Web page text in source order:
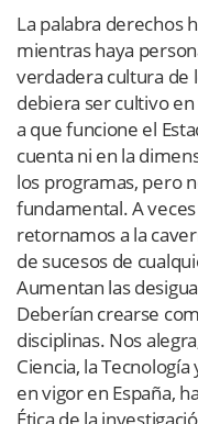
La palabra derechos
mientras haya
verdadera cultura de
debiera ser cultivo
a que funcione el
cuenta ni en la
los programas, pero
fundamental. A
retornamos a la
de sucesos de
Aumentan las
Deberían crearse
disciplinas. Nos
Ciencia, la
en vigor en España,
Ética de la